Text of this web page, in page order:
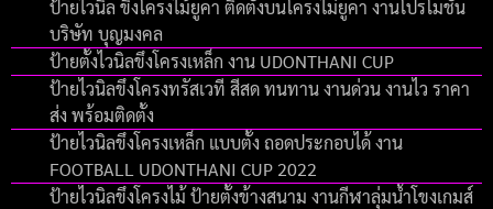
ป้ายไวนิล ขึงโครงไม้ยูคา ติดตั้งบนโครงไม่้ยูคา งานโปรโมชั่น
บริษัท บุญมงคล
ป้ายตั้งไวนิลขึงโครงเหล็ก งาน UDONTHANI CUP
ป้ายไวนิลขึงโครงทรัสเวที สีสด ทนทาน งานด่วน งานไว ราคา
ส่ง พร้อมติดตั้ง
ป้ายไวนิลขึงโครงเหล็ก แบบตั้ง ถอดประกอบได้ งาน
FOOTBALL UDONTHANI CUP 2022
ป้ายไวนิลขึงโครงไม้ ป้ายตั้งข้างสนาม งานกีฬาลุ่มน้ำโขงเกมส์